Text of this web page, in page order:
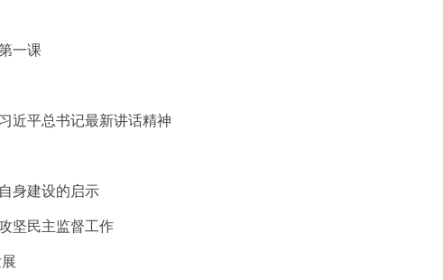
一课
近平总书记最新讲话精神
身建设的启示
坚民主监督工作